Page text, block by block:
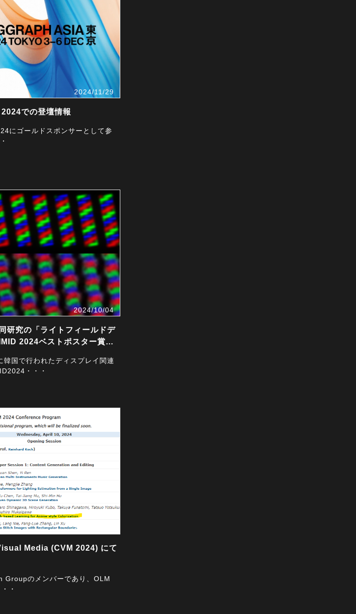
2024/11/29
での登壇情報
にゴールドスポンサーとして参
2024/10/04
研究の「ライトフィールドデ
2024ベストポスター賞」
国で行われたディスプレイ関連
・・・
2024/02/26
Media (CVM 2024) にて
のメンバーであり、OLM
・